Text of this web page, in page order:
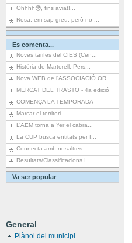
Ohhhh😳, fins aviat!...
Rosa, em sap greu, però no ...
Es comenta...
Noves tarifes del CIES (Cen...
Història de Martorell. Pers...
Nova WEB de l'ASSOCIACIÓ OR...
MERCAT DEL TRASTO - 4a edició
COMENÇA LA TEMPORADA
Marcar el territori
L’AEM torna a ‘fer el cabra...
La CUP busca entitats per f...
Connecta amb nosaltres
Resultats/Classificacions I...
Va ser popular
General
Plànol del municipi